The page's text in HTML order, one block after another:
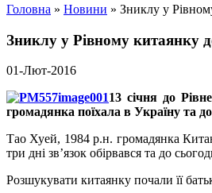
Головна » Новини » Зниклу у
Зниклу у Рівному китаянку
01-Лют-2016
13 січня до
громадянка поїхала в Україну та
Тао Хуей, 1984 р.н. громадянка
три дні зв’язок обірвався та до
Розшукувати китаянку почали її